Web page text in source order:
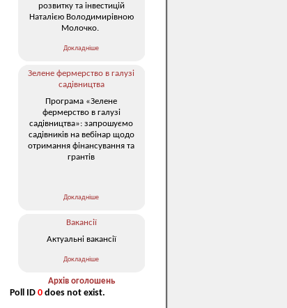
розвитку та інвестицій
Наталією Володимирівною
Молочко.
Докладніше
Зелене фермерство в галузі
садівництва
Програма «Зелене
фермерство в галузі
садівництва»: запрошуємо
садівників на вебінар щодо
отримання фінансування та
грантів
Докладніше
Вакансії
Актуальні вакансії
Докладніше
Архів оголошень
Poll ID 0 does not exist.